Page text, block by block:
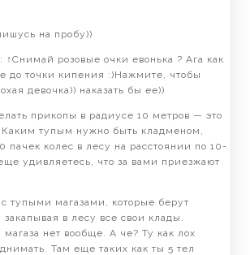
на пробу))
↑Снимай розовые очки евонька ? Ага как
до точки кипения :)Нажмите, чтобы
девочка)) наказать бы ее))
прикопы в радиусе 10 метров — это
тупым нужно быть кладменом,
пачек колес в лесу на расстоянии по 10-
удивляетесь, что за вами приезжают
с тупыми магазами, которые берут
в лесу все свои клады.
магаза нет вообще. А че? Ту как лох
Там еще таких как ты 5 тел